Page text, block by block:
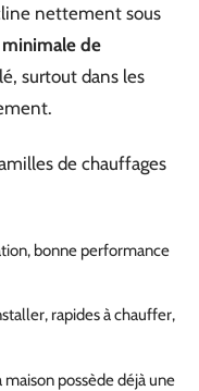
nettement sous
de
surtout dans les
de chauffages
bonne performance
rapides à chauffer,
maison possède déjà une